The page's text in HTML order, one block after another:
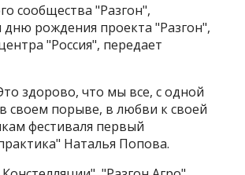
сообщества "Разгон",
рождения проекта "Разгон",
"Россия", передает
здорово, что мы все, с одной
своем порыве, в любви к своей
фестиваля первый
Наталья Попова.